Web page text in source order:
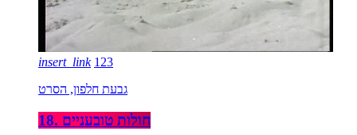
insert_link 123
גבעת חלפון, הסרט
18. חולות טובעניים